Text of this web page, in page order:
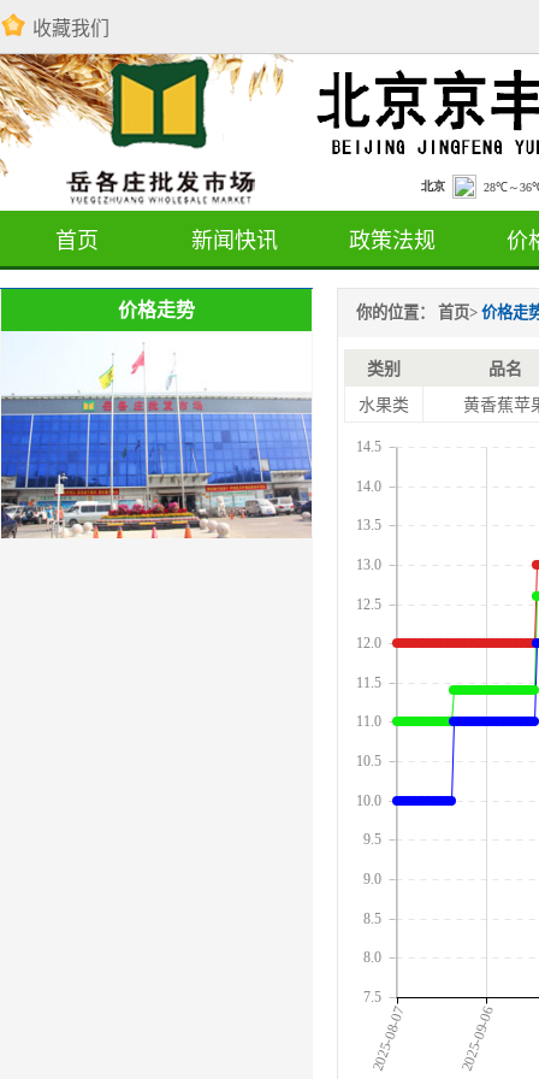
收藏我们
首页 新闻快讯 政策法规 价
价格走势 你的位置： 首页> 价格走
类别
品名
水果类
黄香蕉苹
2025-08-07 2025-09-06
7.5
8.0
8.5
9.0
9.5
10.0
10.5
11.0
11.5
12.0
12.5
13.0
13.5
14.0
14.5